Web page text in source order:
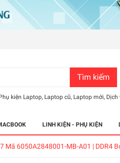
Tìm kiếm
kiện Laptop, Laptop cũ, Laptop mới, Dịch
LINH KIỆN - PHỤ KIỆN
Mã 6050A2848001-MB-A01 | DDR4